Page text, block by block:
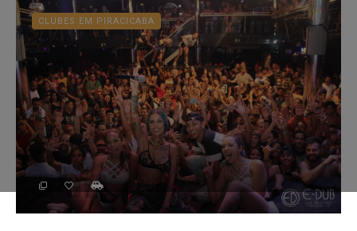
CLUBES EM PIRACICABA